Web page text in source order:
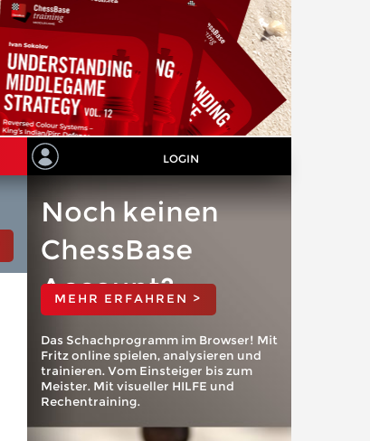
LOGIN
Noch keinen
ChessBase
Account?
MEHR ERFAHREN >
Das Schachprogramm im Browser! Mit
Fritz online spielen, analysieren und
trainieren. Vom Einsteiger bis zum
Meister. Mit visueller HILFE und
Rechentraining.